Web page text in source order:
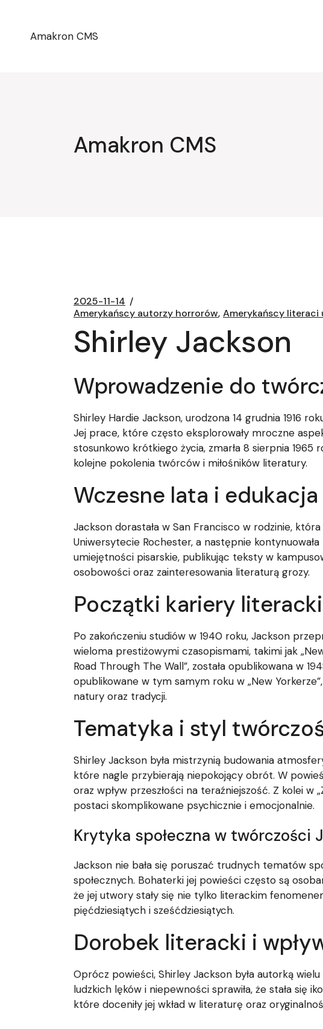
Amakron CMS
Amakron CMS
2025-11-14
Amerykańscy autorzy horrorów Amerykańscy literaci
Shirley Jackson
Wprowadzenie do
Shirley Hardie Jackson, urodzona 14 grudnia 1916
Jej prace, które często eksplorowały mroczne
stosunkowo krótkiego życia, zmarła 8 sierpnia
kolejne pokolenia twórców i miłośników literatury.
Wczesne lata i edukacja
Jackson dorastała w San Francisco w rodzinie,
Uniwersytecie Rochester, a następnie
umiejętności pisarskie, publikując teksty w
osobowości oraz zainteresowania literaturą grozy.
Początki kariery
Po zakończeniu studiów w 1940 roku, Jackson
wieloma prestiżowymi czasopismami, takimi jak
Road Through The Wall”, została opublikowana w
opublikowane w tym samym roku w „New
natury oraz tradycji.
Tematyka i styl
Shirley Jackson była mistrzynią budowania
które nagle przybierają niepokojący obrót. W
oraz wpływ przeszłości na teraźniejszość. Z kolei w
postaci skomplikowane psychicznie i emocjonalnie.
Krytyka społeczna w twórczości
Jackson nie bała się poruszać trudnych tematów
społecznych. Bohaterki jej powieści często są
że jej utwory stały się nie tylko literackim
pięćdziesiątych i sześćdziesiątych.
Dorobek literacki i
Oprócz powieści, Shirley Jackson była autorką
ludzkich lęków i niepewności sprawiła, że stała się
które doceniły jej wkład w literaturę oraz